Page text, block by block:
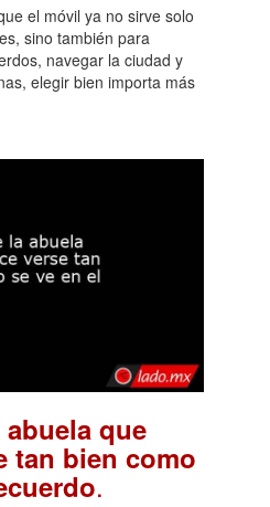
el móvil ya no sirve solo
sino también para
navegar la ciudad y
elegir bien importa más
que
tan bien como
.